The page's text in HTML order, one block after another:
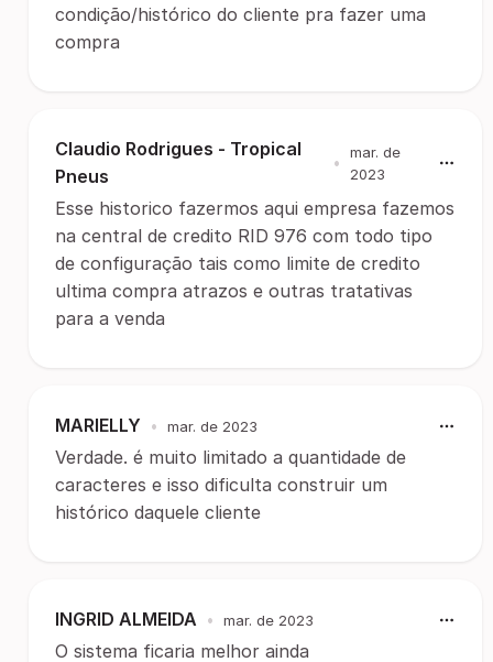
condição/histórico do cliente pra fazer uma
compra
Claudio Rodrigues - Tropical
Pneus
•
mar. de
2023
Esse historico fazermos aqui empresa fazemos
na central de credito RID 976 com todo tipo
de configuração tais como limite de credito
ultima compra atrazos e outras tratativas
para a venda
MARIELLY • mar. de 2023
Verdade. é muito limitado a quantidade de
caracteres e isso dificulta construir um
histórico daquele cliente
INGRID ALMEIDA • mar. de 2023
O sistema ficaria melhor ainda